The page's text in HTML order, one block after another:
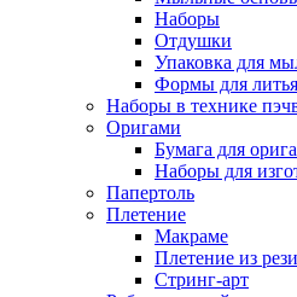
Наборы
Отдушки
Упаковка для
Формы для литья
Наборы в технике
Оригами
Бумага для
Наборы для
Папертоль
Плетение
Макраме
Плетение из
Стринг-арт